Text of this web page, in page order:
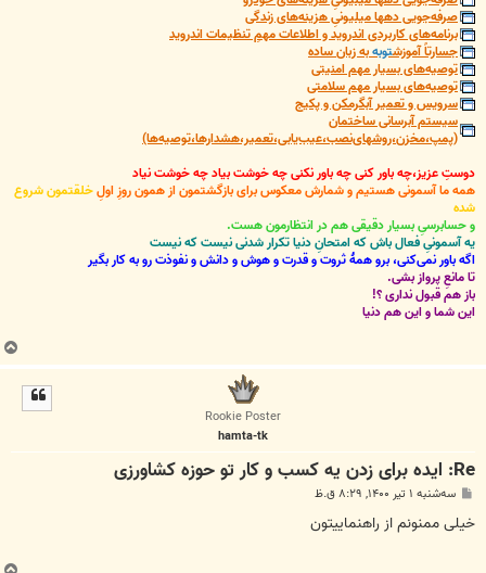
صرفه‌جویی دهها میلیونیِ هزینه‌های زندگی
برنامه‌های کاربردی اندروید و اطلاعات مهمِ تنظیمات اندروید
جسارتاً آموزشتوبهبه زبان ساده
توصیه‌های بسیار مهم امنیتی
توصیه‌های بسیار مهم سلامتی
سرویس و تعمیر آبگرمکن و پکیج
سیستم آبرسانی ساختمان
(پمپ،مخزن،روشهای‌نصب،عیب‌یابی،تعمیر،هشدارها،توصیه‌ها)
دوستِ عزیز،چه باور کنی چه باور نکنی چه خوشت بیاد چه خوشت نیاد
همه ما آسمونی هستیم و شمارش معکوس برای بازگشتمون از همون روزِ اولِخلقتمون شروع
شده
و حسابرسیِ بسیار دقیقی هم در انتظارمون هست.
یه آسمونیِ فعال باش که امتحانِ دنیا تکرار شدنی نیست که نیست
اگه باور نمی‌کنی، برو همۀ ثروت و قدرت و هوش و دانش و نفوذت رو به کار بگیر
تا مانعِ پرواز بشی.
باز هم قبول نداری ؟!
این شما و این هم دنیا
Rookie Poster
hamta-tk
Re: ایده برای زدن یه کسب و کار تو حوزه کشاورزی
ت
سه‌شنبه ۱ تیر ۱۴۰۰, ۸:۲۹ ق.ظ
خیلی ممنونم از راهنماییتون